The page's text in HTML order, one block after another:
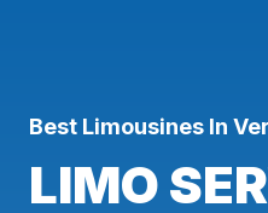
Best Limousines In
LIMO